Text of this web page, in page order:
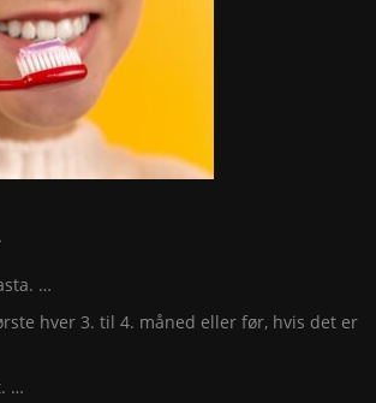
…
hver 3. til 4. måned eller før, hvis det er
…